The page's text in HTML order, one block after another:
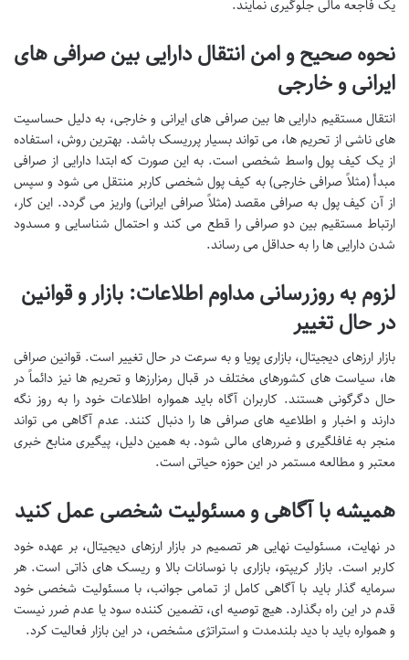
یک فاجعه مالی جلوگیری نمایند.
نحوه صحیح و امن انتقال دارایی بین صرافی های
ایرانی و خارجی
انتقال مستقیم دارایی ها بین صرافی های ایرانی و خارجی، به دلیل حساسیت
های ناشی از تحریم ها، می تواند بسیار پرریسک باشد. بهترین روش، استفاده
از یک کیف پول واسط شخصی است. به این صورت که ابتدا دارایی از صرافی
مبدأ (مثلاً صرافی خارجی) به کیف پول شخصی کاربر منتقل می شود و سپس
از آن کیف پول به صرافی مقصد (مثلاً صرافی ایرانی) واریز می گردد. این کار،
ارتباط مستقیم بین دو صرافی را قطع می کند و احتمال شناسایی و مسدود
شدن دارایی ها را به حداقل می رساند.
لزوم به روزرسانی مداوم اطلاعات: بازار و قوانین
در حال تغییر
بازار ارزهای دیجیتال، بازاری پویا و به سرعت در حال تغییر است. قوانین صرافی
ها، سیاست های کشورهای مختلف در قبال رمزارزها و تحریم ها نیز دائماً در
حال دگرگونی هستند. کاربران آگاه باید همواره اطلاعات خود را به روز نگه
دارند و اخبار و اطلاعیه های صرافی ها را دنبال کنند. عدم آگاهی می تواند
منجر به غافلگیری و ضررهای مالی شود. به همین دلیل، پیگیری منابع خبری
معتبر و مطالعه مستمر در این حوزه حیاتی است.
همیشه با آگاهی و مسئولیت شخصی عمل کنید
در نهایت، مسئولیت نهایی هر تصمیم در بازار ارزهای دیجیتال، بر عهده خود
کاربر است. بازار کریپتو، بازاری با نوسانات بالا و ریسک های ذاتی است. هر
سرمایه گذار باید با آگاهی کامل از تمامی جوانب، با مسئولیت شخصی خود
قدم در این راه بگذارد. هیچ توصیه ای، تضمین کننده سود یا عدم ضرر نیست
و همواره باید با دید بلندمدت و استراتژی مشخص، در این بازار فعالیت کرد.